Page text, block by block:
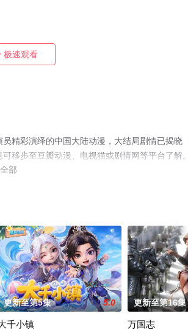
极速观看
精彩演绎的中国大陆动漫，大结局剧情已揭晓
移步至豆瓣动漫、电视猫或剧情网等平台了解。
部
更新至第5集 5.0
千小镇
更新至第16集
万国志